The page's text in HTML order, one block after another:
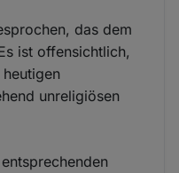
das dem
ist offensichtlich,
unreligiösen